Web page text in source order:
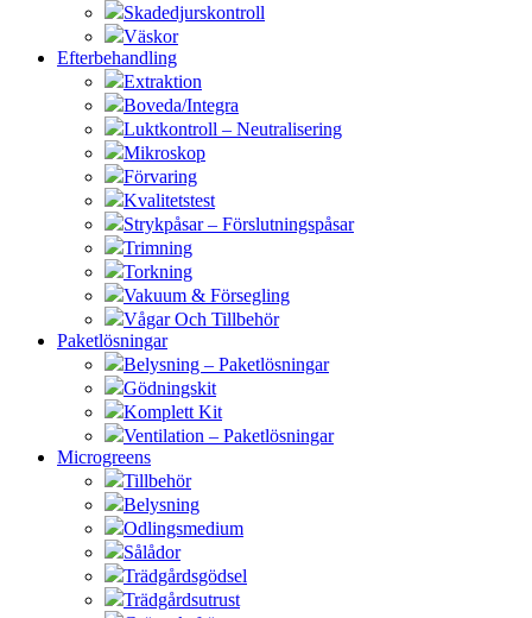
Skadedjurskontroll
Väskor
Efterbehandling
Extraktion
Boveda/Integra
Luktkontroll – Neutralisering
Mikroskop
Förvaring
Kvalitetstest
Strykpåsar – Förslutningspåsar
Trimning
Torkning
Vakuum & Försegling
Vågar Och Tillbehör
Paketlösningar
Belysning – Paketlösningar
Gödningskit
Komplett Kit
Ventilation – Paketlösningar
Microgreens
Tillbehör
Belysning
Odlingsmedium
Sålådor
Trädgårdsgödsel
Trädgårdsutrust